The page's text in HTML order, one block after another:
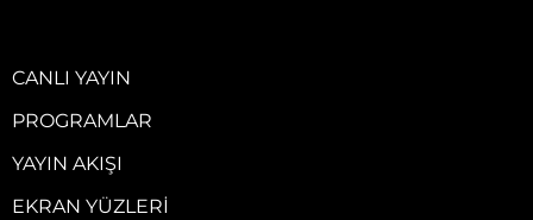
CANLI YAYIN
PROGRAMLAR
YAYIN AKIŞI
EKRAN YÜZLERI